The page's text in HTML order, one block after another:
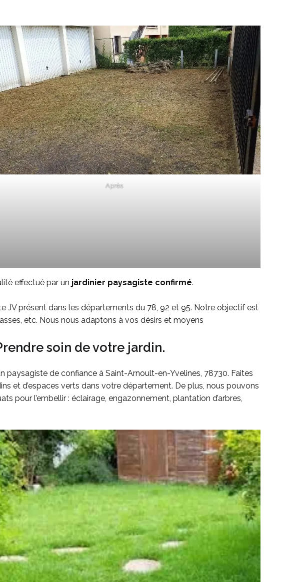
Après
effectué par un jardinier paysagiste confirmé.
JV présent dans les départements du 78, 92 et 95. Notre objectif est
etc. Nous nous adaptons à vos désirs et moyens
soin de votre jardin.
paysagiste de confiance à Saint-Arnoult-en-Yvelines, 78730. Faites
et d’espaces verts dans votre département. De plus, nous pouvons
pour l’embellir : éclairage, engazonnement, plantation d’arbres,